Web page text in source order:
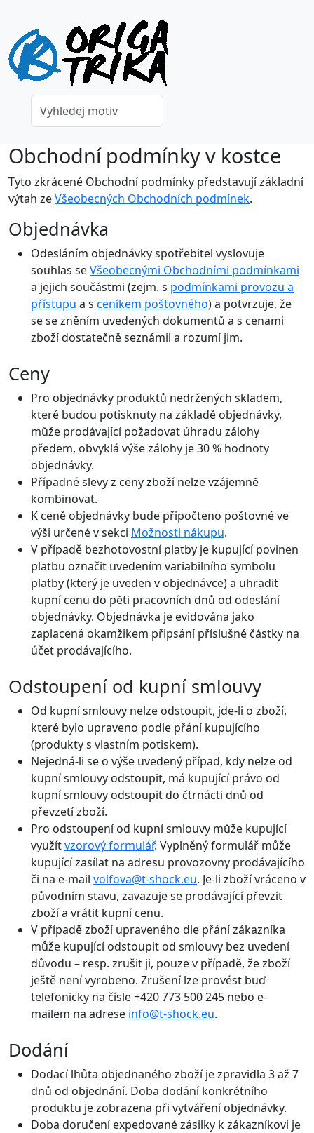
Obchodní podmínky v kostce
Tyto zkrácené Obchodní podmínky představují základní
výtah zeVšeobecných Obchodních podmínek.
Objednávka
Odesláním objednávky spotřebitel vyslovuje
souhlas seVšeobecnými Obchodními podmínkami
a jejich součástmi (zejm. s podmínkami provozu a
přístupu a s ceníkem poštovného) a potvrzuje, že
se se zněním uvedených dokumentů a s cenami
zboží dostatečně seznámil a rozumí jim.
Ceny
Pro objednávky produktů nedržených skladem,
které budou potisknuty na základě objednávky,
může prodávající požadovat úhradu zálohy
předem, obvyklá výše zálohy je 30 % hodnoty
objednávky.
Případné slevy z ceny zboží nelze vzájemně
kombinovat.
K ceně objednávky bude připočteno poštovné ve
výši určené v sekci Možnosti nákupu.
V případě bezhotovostní platby je kupující povinen
platbu označit uvedením variabilního symbolu
platby (který je uveden v objednávce) a uhradit
kupní cenu do pěti pracovních dnů od odeslání
objednávky. Objednávka je evidována jako
zaplacená okamžikem připsání příslušné částky na
účet prodávajícího.
Odstoupení od kupní smlouvy
Od kupní smlouvy nelze odstoupit, jde-li o zboží,
které bylo upraveno podle přání kupujícího
(produkty s vlastním potiskem).
Nejedná-li se o výše uvedený případ, kdy nelze od
kupní smlouvy odstoupit, má kupující právo od
kupní smlouvy odstoupit do čtrnácti dnů od
převzetí zboží.
Pro odstoupení od kupní smlouvy může kupující
využítvzorový formulář. Vyplněný formulář může
kupující zasílat na adresu provozovny prodávajícího
či na e-mail volfova@t-shock.eu. Je-li zboží vráceno v
původním stavu, zavazuje se prodávající převzít
zboží a vrátit kupní cenu.
V případě zboží upraveného dle přání zákazníka
může kupující odstoupit od smlouvy bez uvedení
důvodu – resp. zrušit ji, pouze v případě, že zboží
ještě není vyrobeno. Zrušení lze provést buď
telefonicky na čísle +420 773 500 245 nebo e-
mailem na adrese info@t-shock.eu.
Dodání
Dodací lhůta objednaného zboží je zpravidla 3 až 7
dnů od objednání. Doba dodání konkrétního
produktu je zobrazena při vytváření objednávky.
Doba doručení expedované zásilky k zákazníkovi je